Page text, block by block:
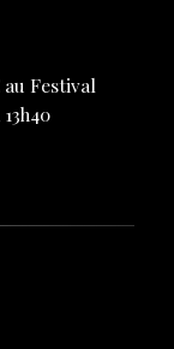
au Festival